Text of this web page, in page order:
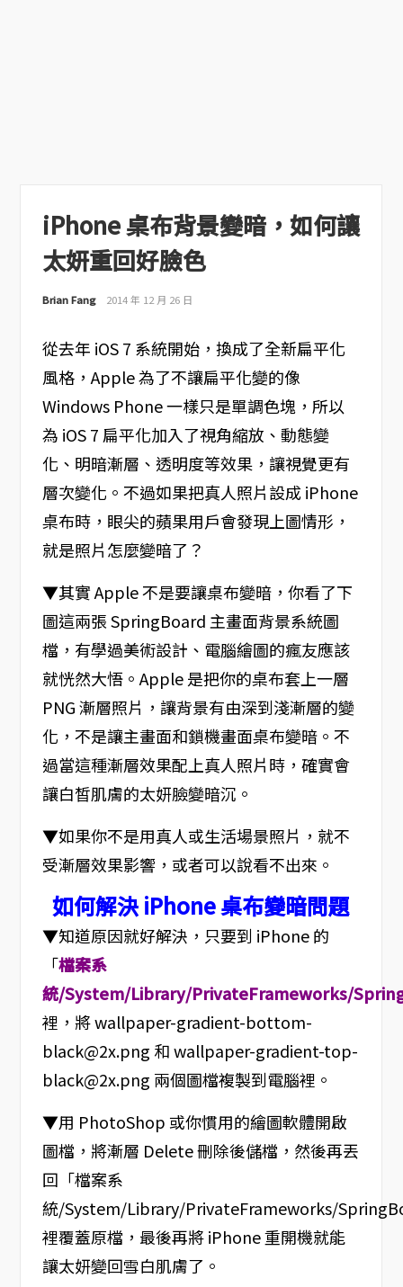
iPhone 桌布背景變暗，如何讓
太妍重回好臉色
Brian Fang 2014 年 12 月 26 日
從去年 iOS 7 系統開始，換成了全新扁平化
風格，Apple 為了不讓扁平化變的像
Windows Phone 一樣只是單調色塊，所以
為 iOS 7 扁平化加入了視角縮放、動態變
化、明暗漸層、透明度等效果，讓視覺更有
層次變化。不過如果把真人照片設成 iPhone
桌布時，眼尖的蘋果用戶會發現上圖情形，
就是照片怎麼變暗了？
▼其實 Apple 不是要讓桌布變暗，你看了下
圖這兩張 SpringBoard 主畫面背景系統圖
檔，有學過美術設計、電腦繪圖的瘋友應該
就恍然大悟。Apple 是把你的桌布套上一層
PNG 漸層照片，讓背景有由深到淺漸層的變
化，不是讓主畫面和鎖機畫面桌布變暗。不
過當這種漸層效果配上真人照片時，確實會
讓白皙肌膚的太妍臉變暗沉。
▼如果你不是用真人或生活場景照片，就不
受漸層效果影響，或者可以說看不出來。
如何解決 iPhone 桌布變暗問題
▼知道原因就好解決，只要到 iPhone 的
「檔案系
統/System/Library/PrivateFrameworks/
裡，將 wallpaper-gradient-bottom-
black@2x.png 和 wallpaper-gradient-top-
black@2x.png 兩個圖檔複製到電腦裡。
▼用 PhotoShop 或你慣用的繪圖軟體開啟
圖檔，將漸層 Delete 刪除後儲檔，然後再丟
回「檔案系
統/System/Library/PrivateFrameworks/
裡覆蓋原檔，最後再將 iPhone 重開機就能
讓太妍變回雪白肌膚了。